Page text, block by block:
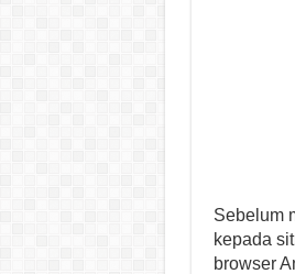
Sebelum
kepada
browser